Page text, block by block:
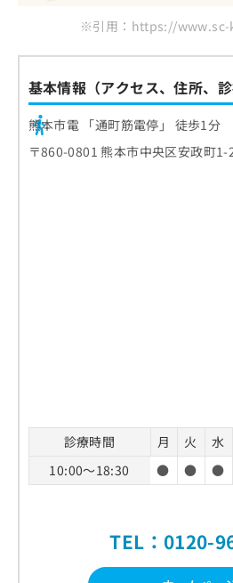
※引用：https://
基本情報（アクセス、住所、診
熊本市電 「通町筋電停」 徒歩1分
〒860-0801 熊本市中央区安政町1-
診療時間 月 火 水
10:00～18:30
● ● ●
TEL：0120-